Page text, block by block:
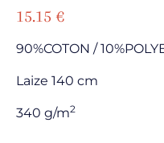
15.15€
90%COTON /
Laize 140 cm
340 g/m2